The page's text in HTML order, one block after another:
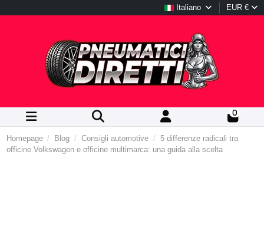
Italiano EUR €
0
Homepage Blog Consigli automotive
5 differenze radicali tra
officine Volkswagen e officine multimarca: una guida alla scelta